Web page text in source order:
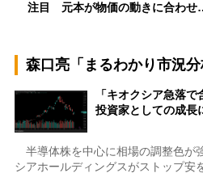
注目 元本が物価の動きに合わ
森口亮「まるわかり市況分
「キオクシア急落
投資家としての成
半導体株を中心に相場の調整色が
シアホールディングスがストップ安